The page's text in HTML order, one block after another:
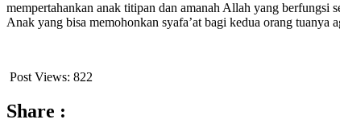
mempertahankan anak titipan dan amanah Allah yang berfungsi
Anak yang bisa memohonkan syafa’at bagi kedua orang
Post Views: 822
Share :